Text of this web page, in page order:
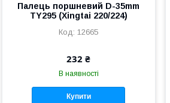
Палець поршневий D-35mm
TY295 (Xingtai 220/224)
12665
232 ₴
В наявності
Купити